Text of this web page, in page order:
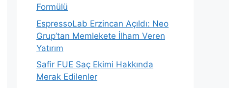
Formülü
EspressoLab Erzincan Açıldı: Neo
Grup’tan Memlekete İlham Veren
Yatırım
Safir FUE Saç Ekimi Hakkında
Merak Edilenler